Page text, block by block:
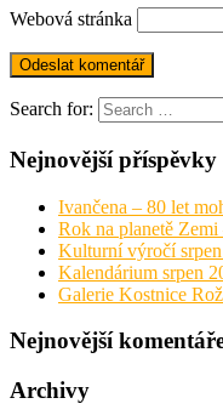
Webová stránka
Search for:
Nejnovější příspěvky
Ivančena – 80 let
Rok na planetě
Kulturní výročí
Kalendárium srpen
Galerie Kostnice
Nejnovější
Archivy